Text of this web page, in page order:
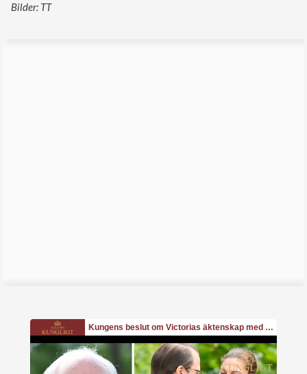
Bilder: TT